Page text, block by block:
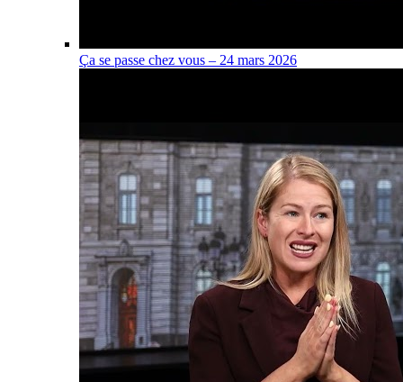
Ça se passe chez vous – 24 mars 2026